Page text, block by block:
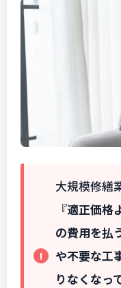
大規模修繕
『適正価格
の費用を払
や不要な工
りなくなっ